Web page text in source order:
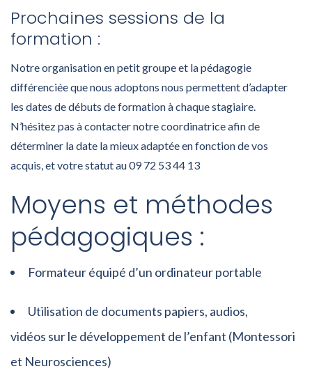
Prochaines sessions de la
formation :
Notre organisation en petit groupe et la pédagogie
différenciée que nous adoptons nous permettent d’adapter
les dates de débuts de formation à chaque stagiaire.
N’hésitez pas à contacter notre coordinatrice afin de
déterminer la date la mieux adaptée en fonction de vos
acquis, et votre statut au 09 72 53 44 13
Moyens et méthodes
pédagogiques :
Formateur équipé d’un ordinateur portable
Utilisation de documents papiers, audios,
vidéos sur le développement de l’enfant (Montessori
et Neurosciences)